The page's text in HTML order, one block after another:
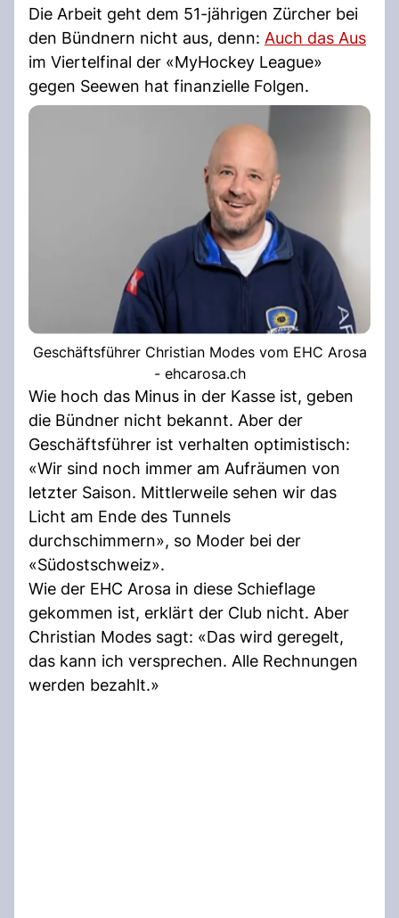
Die Arbeit geht dem 51-jährigen Zürcher bei
den Bündnern nicht aus, denn: Auch das Aus
im Viertelfinal der «MyHockey League»
gegen Seewen hat finanzielle Folgen.
Geschäftsführer Christian Modes vom EHC Arosa
- ehcarosa.ch
Wie hoch das Minus in der Kasse ist, geben
die Bündner nicht bekannt. Aber der
Geschäftsführer ist verhalten optimistisch:
«Wir sind noch immer am Aufräumen von
letzter Saison. Mittlerweile sehen wir das
Licht am Ende des Tunnels
durchschimmern», so Moder bei der
«Südostschweiz».
Wie der EHC Arosa in diese Schieflage
gekommen ist, erklärt der Club nicht. Aber
Christian Modes sagt: «Das wird geregelt,
das kann ich versprechen. Alle Rechnungen
werden bezahlt.»